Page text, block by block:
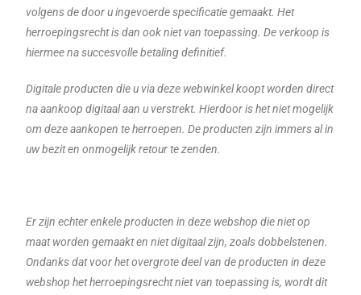
volgens de door u ingevoerde specificatie gemaakt. Het
herroepingsrecht is dan ook niet van toepassing. De verkoop is
hiermee na succesvolle betaling definitief.
Digitale producten die u via deze webwinkel koopt worden direct
na aankoop digitaal aan u verstrekt. Hierdoor is het niet mogelijk
om deze aankopen te herroepen. De producten zijn immers al in
uw bezit en onmogelijk retour te zenden.
Er zijn echter enkele producten in deze webshop die niet op
maat worden gemaakt en niet digitaal zijn, zoals dobbelstenen.
Ondanks dat voor het overgrote deel van de producten in deze
webshop het herroepingsrecht niet van toepassing is, wordt dit